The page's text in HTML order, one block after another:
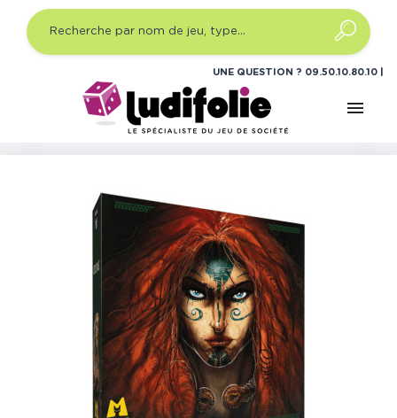
UNE QUESTION ? 09.50.10.80.10
menu
Jeux de société
Jeux de plateau initié